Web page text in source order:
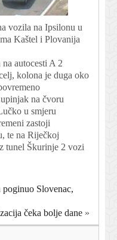
vozila na Ipsilonu u
Kaštel i Plovanija
autocesti A 2
kolona je duga oko
na čvoru
u smjeru
zastoji
te na Riječkoj
tunel Škurinje 2 vozi
Slovenac,
čeka bolje dane »